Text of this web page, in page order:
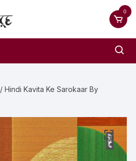
0
/ Hindi Kavita Ke Sarokaar By